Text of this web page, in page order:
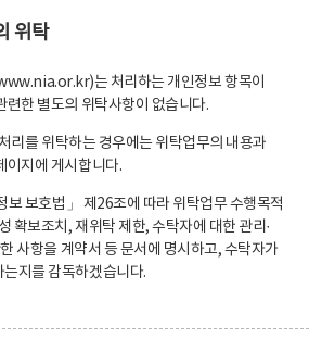
위탁
는 처리하는 개인정보 항목이
련한 별도의 위탁사항이 없습니다.
리를 위탁하는 경우에는 위탁업무의 내용과
이지에 게시합니다.
보 보호법」 제26조에 따라 위탁업무 수행목적
확보조치, 재위탁 제한, 수탁자에 대한 관리·
사항을 계약서 등 문서에 명시하고, 수탁자가
지를 감독하겠습니다.